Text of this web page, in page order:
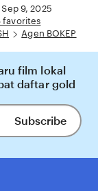
9, 2025
favorites
Agen BOKEP
film lokal
daftar gold
Subscribe